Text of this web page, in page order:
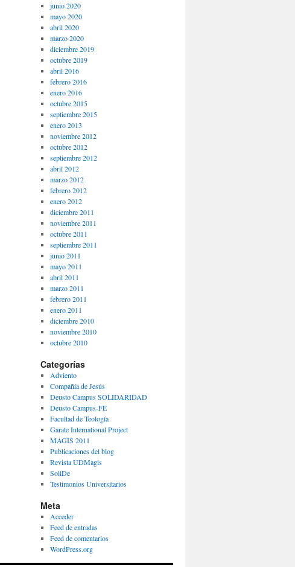
junio 2020
mayo 2020
abril 2020
marzo 2020
diciembre 2019
octubre 2019
abril 2016
febrero 2016
enero 2016
octubre 2015
septiembre 2015
enero 2013
noviembre 2012
octubre 2012
septiembre 2012
abril 2012
marzo 2012
febrero 2012
enero 2012
diciembre 2011
noviembre 2011
octubre 2011
septiembre 2011
junio 2011
mayo 2011
abril 2011
marzo 2011
febrero 2011
enero 2011
diciembre 2010
noviembre 2010
octubre 2010
Categorías
Adviento
Compañía de Jesús
Deusto Campus SOLIDARIDAD
Deusto Campus-FE
Facultad de Teología
Garate International Project
MAGIS 2011
Publicaciones del blog
Revista UDMagis
SoliDe
Testimonios Universitarios
Meta
Acceder
Feed de entradas
Feed de comentarios
WordPress.org